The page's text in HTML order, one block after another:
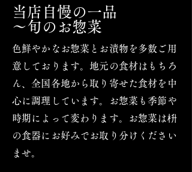
当店自慢の一品
～旬のお惣菜
色鮮やかなお惣菜とお漬物を多数ご用
意しております。地元の食材はもちろ
ん、全国各地から取り寄せた食材を中
心に調理しています。お惣菜も季節や
時期によって変わります。お惣菜は枡
の食器にお好みでお取り分けください
ませ。